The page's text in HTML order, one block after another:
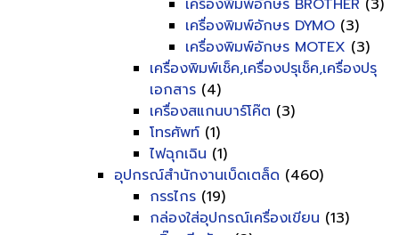
เครื่องพิมพ์อักษร BROTHER (3)
เครื่องพิมพ์อักษร DYMO (3)
เครื่องพิมพ์อักษร MOTEX (3)
เครื่องพิมพ์เช็ค,เครื่องปรุเช็ค,เครื่องปรุ
เอกสาร (4)
เครื่องสแกนบาร์โค๊ต (3)
โทรศัพท์ (1)
ไฟฉุกเฉิน (1)
อุปกรณ์สำนักงานเบ็ดเตล็ด (460)
กรรไกร (19)
กล่องใส่อุปกรณ์เครื่องเขียน (13)